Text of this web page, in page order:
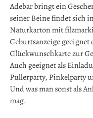
Adebar bringt ein
seiner Beine findet sich
Naturkarton mit
Geburtsanzeige
Glückwunschkarte zur
Auch geeignet als
Pullerparty, Pinkelparty
Und was man sonst als
mag.